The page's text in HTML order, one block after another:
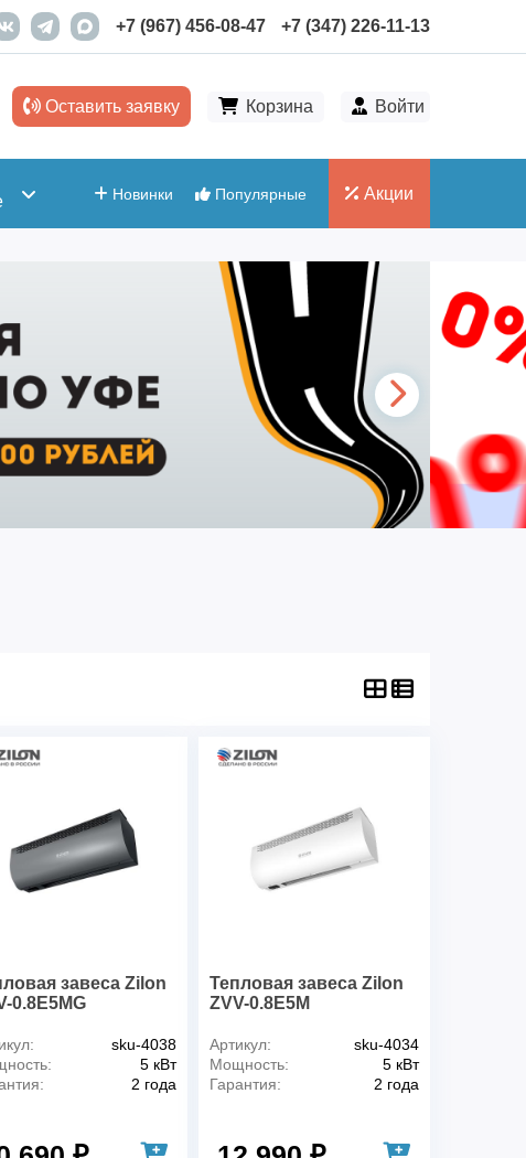
+7 (967) 456-08-47 +7 (347) 226-11-13
Оставить заявку Корзина Войти
Новинки Популярные Акции
завеса Zilon
0.8E5MG
sku-4038
5 кВт
2 года
Тепловая завеса Zilon
ZVV-0.8E5M
Артикул:
sku-4034
Мощность:
5 кВт
Гарантия:
2 года